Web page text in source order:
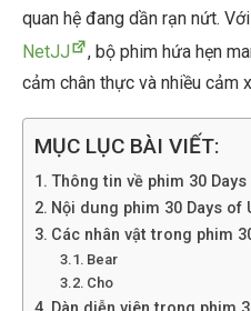
quan hệ đang dần rạn nứt.
NetJJ
, bộ phim hứa hẹn
cảm chân thực và nhiều cảm
MỤC LỤC BÀI VIẾT:
Thông tin về phim 30
Nội dung phim 30 Days of
Các nhân vật trong phim
Bear
Cho